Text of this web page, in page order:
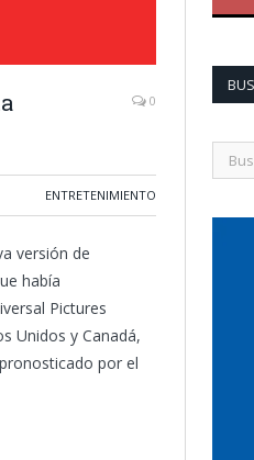
0
ENTRETENIMIENTO
versión de
había
Pictures
Unidos y Canadá,
por el